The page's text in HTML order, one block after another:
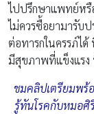
ไปปรึกษาแพทย์หรื
ไม่ควรซื้อยามารับป
ต่อทารกในครรภ์ไ
มีสุขภาพที่แข็งแรง
ชมคลิปเตรียมพร้
รู้ทันโรคกับหมอ